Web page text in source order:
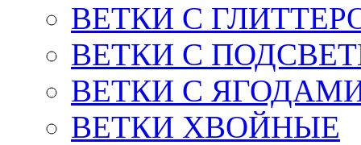
ВЕТКИ С
ВЕТКИ С
ВЕТКИ С
ВЕТКИ ХВОЙНЫЕ